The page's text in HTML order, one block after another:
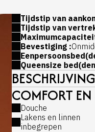
Tijdstip van
Tijdstip van
Bevestiging :
Queensize
BESCHRIJVING
COMFORT
Douche
Lakens en linnen
inbegrepen